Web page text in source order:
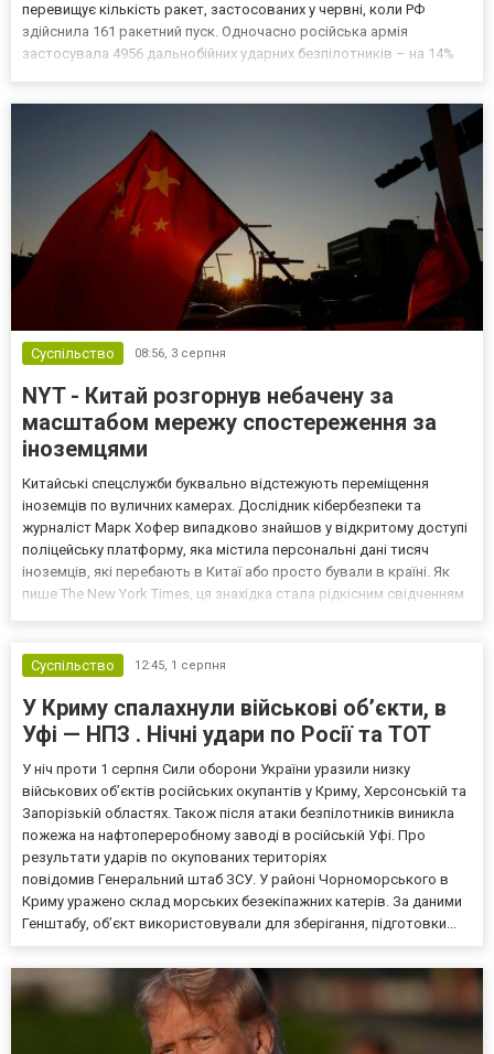
перевищує кількість ракет, застосованих у червні, коли РФ
здійснила 161 ракетний пуск. Одночасно російська армія
застосувала 4956 дальнобійних ударних безпілотників – на 14%
Суспільство 08:56, 3 серпня
NYT - Китай розгорнув небачену за
масштабом мережу спостереження за
іноземцями
Китайські спецслужби буквально відстежують переміщення
іноземців по вуличних камерах. Дослідник кібербезпеки та
журналіст Марк Хофер випадково знайшов у відкритому доступі
поліцейську платформу, яка містила персональні дані тисяч
іноземців, які перебають в Китаї або просто бували в країні. Як
пише The New York Times, ця знахідка стала рідкісним свідченням
Суспільство
12:45, 1 серпня
У Криму спалахнули військові об’єкти, в
Уфі — НПЗ . Нічні удари по Росії та ТОТ
У ніч проти 1 серпня Сили оборони України уразили низку
військових об’єктів російських окупантів у Криму, Херсонській та
Запорізькій областях. Також після атаки безпілотників виникла
пожежа на нафтопереробному заводі в російській Уфі. Про
результати ударів по окупованих територіях
повідомив Генеральний штаб ЗСУ. У районі Чорноморського в
Криму уражено склад морських безекіпажних катерів. За даними
Генштабу, об’єкт використовували для зберігання, підготовки...